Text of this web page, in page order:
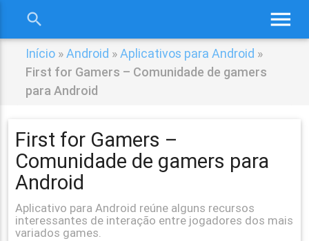
menu
search
Início »Android »Aplicativos para Android »
First for Gamers – Comunidade de gamers
para Android
First for Gamers –
Comunidade de gamers para
Android
Aplicativo para Android reúne alguns recursos
interessantes de interação entre jogadores dos mais
variados games.